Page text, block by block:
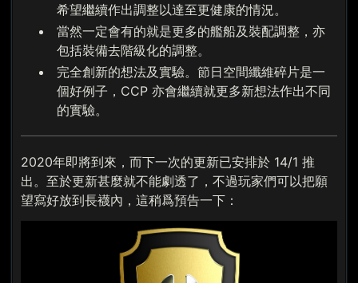
希望繼續作出調整以達至更健康的情況。
當然一定會有的就是更多的艦船及裝配調整，亦
包括裝備去階級化的調整。
完全創新的想法及實驗。節日空間纖維碎片是一
個好例子，CCP 亦會繼續就更多新想法作出不同
的實驗。
2020年即將到來，而下一次的更新已安排於 14/1 推
出。至於更新甚麼就不能劇透了，不過玩家們可以把願
望寫好放到長襪內，這稍爲預告一下：